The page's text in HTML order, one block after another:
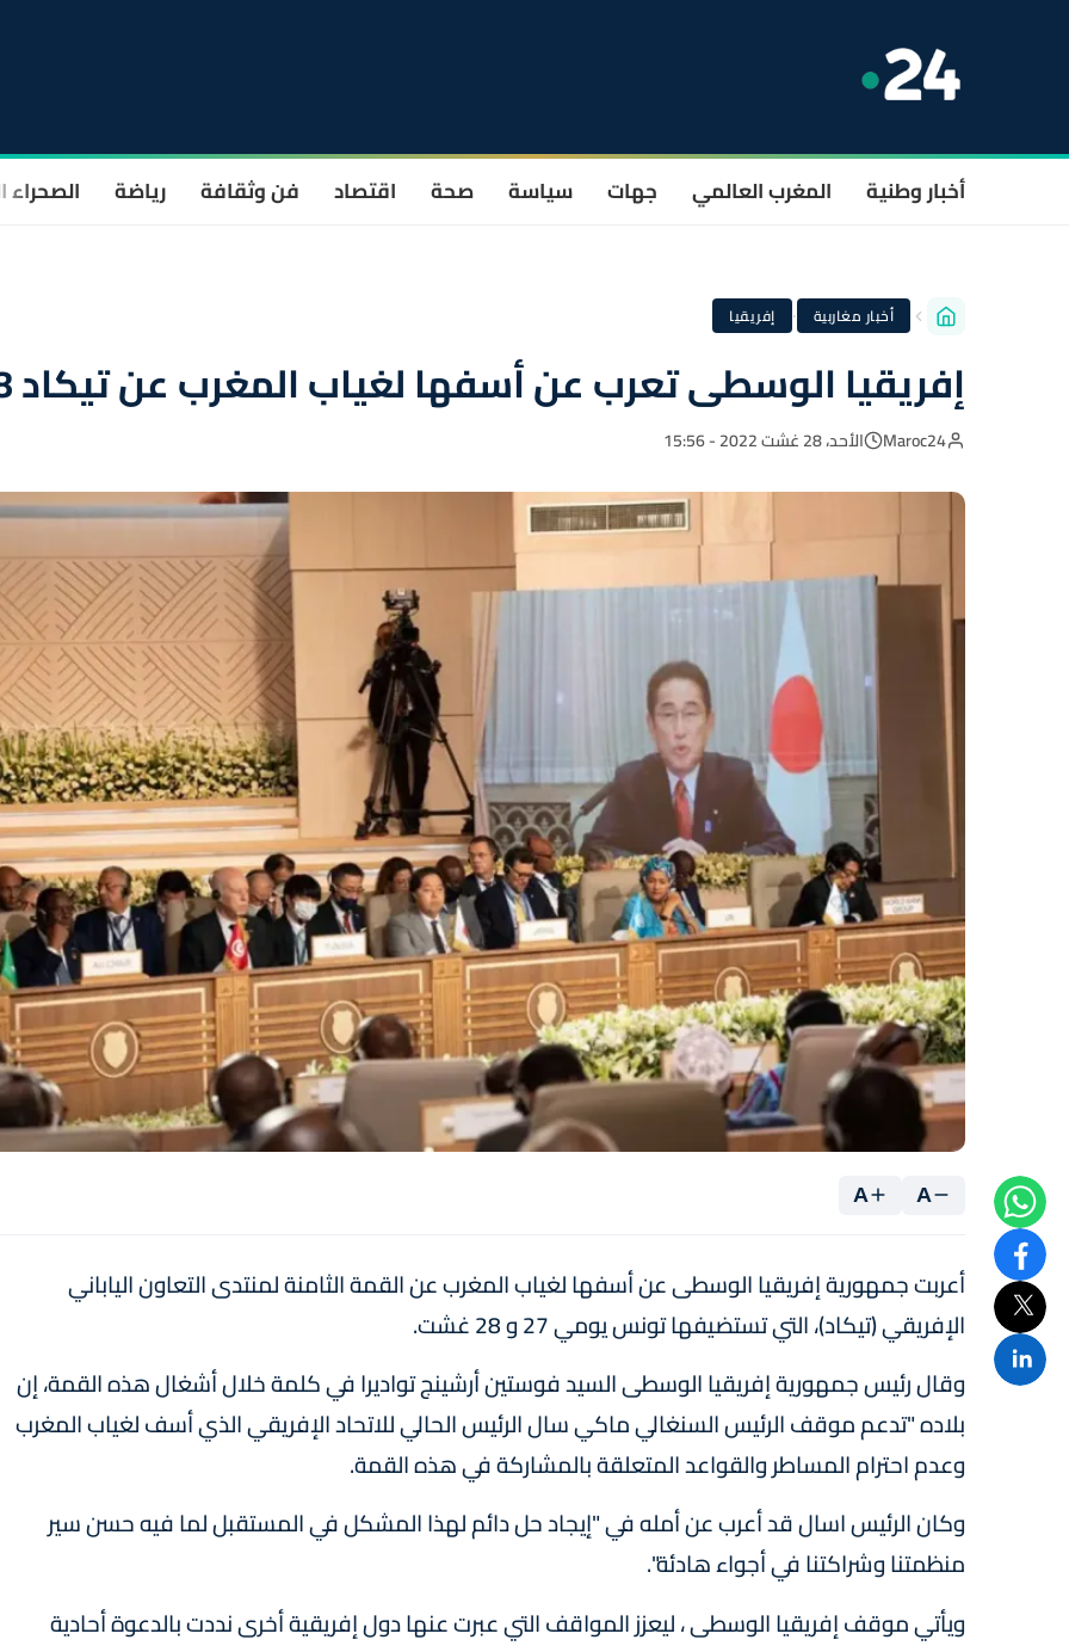
أخبار وطنية المغرب العالمي جهات سياسة صحة اقتصاد فن وثقافة رياضة الصحراء
أخبار مغاربية · إفريقيا
إفريقيا الوسطى تعرب عن أسفها لغياب المغرب عن تيكاد 8
Maroc24 الأحد، 28 غشت 2022 - 15:56
A
A
أعربت جمهورية إفريقيا الوسطى عن أسفها لغياب المغرب عن القمة الثامنة لمنتدى التعاون الياباني
الإفريقي (تيكاد)، التي تستضيفها تونس يومي 27 و 28 غشت.
وقال رئيس جمهورية إفريقيا الوسطى السيد فوستين أرشينج تواديرا في كلمة خلال أشغال هذه القمة، إن
بلاده "تدعم موقف الرئيس السنغالي ماكي سال الرئيس الحالي للاتحاد الإفريقي الذي أسف لغياب المغرب
وعدم احترام المساطر والقواعد المتعلقة بالمشاركة في هذه القمة.
وكان الرئيس اسال قد أعرب عن أمله في "إيجاد حل دائم لهذا المشكل في المستقبل لما فيه حسن سير
منظمتنا وشراكتنا في أجواء هادئة".
ويأتي موقف إفريقيا الوسطى ، ليعزز المواقف التي عبرت عنها دول إفريقية أخرى نددت بالدعوة أحادية